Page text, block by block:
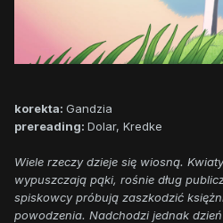
korekta: Gandzia
prereading: Dolar, Kredke
Wiele rzeczy dzieje się wiosną.
wypuszczają pąki, rośnie dług
spiskowcy próbują zaszkodzić
powodzenia. Nadchodzi jednak